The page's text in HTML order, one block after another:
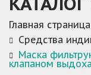
Главная страница
Средства
Маска
клапаном